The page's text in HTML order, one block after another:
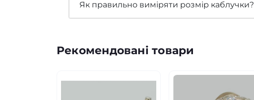
Як правильно виміряти розмір каблучки?
Рекомендовані товари